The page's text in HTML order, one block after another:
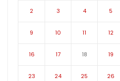
2 3 4 5
9 10 11 12
16 17 18 19
23 24 25 26